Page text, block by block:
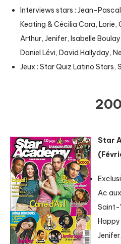
Interviews stars : Jean-
Keating & Cécilia Cara, Lorie,
Arthur, Jenifer, Isabelle
Daniel Lévi, David Hallyday,
Jeux : Star Quiz Latino Stars,
Star
Ac
Saint-